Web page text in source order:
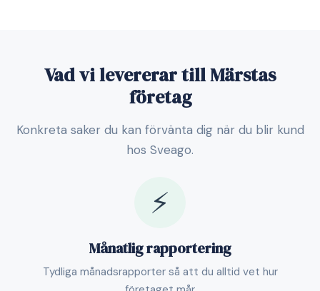
Vad vi levererar till Märstas
företag
Konkreta saker du kan förvänta dig när du blir kund
hos Sveago.
⚡
Månatlig rapportering
Tydliga månadsrapporter så att du alltid vet hur